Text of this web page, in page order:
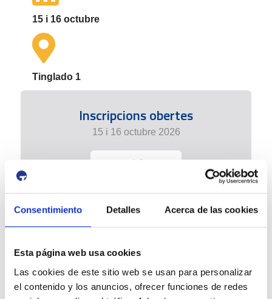
Consentimiento Detalles Acerca de las cookies
Esta página web usa cookies
Las cookies de este sitio web se usan para personalizar
el contenido y los anuncios, ofrecer funciones de redes
15 i 16 octubre
Tinglado 1
Inscripcions obertes
15 i 16 octubre 2026
+ info